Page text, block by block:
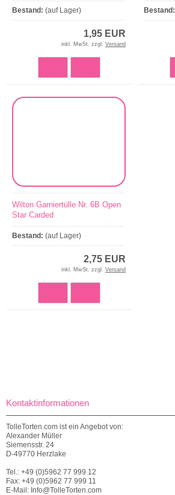
Bestand: (auf Lager)
1,95 EUR
inkl. MwSt. zzgl. Versand
Bestand:
Wilton Garniertülle Nr. 6B Open
Star Carded
Bestand: (auf Lager)
2,75 EUR
inkl. MwSt. zzgl. Versand
Kontaktinformationen
TolleTorten.com ist ein Angebot von:
Alexander Müller
Siemensstr. 24
D-49770 Herzlake
Tel.: +49 (0)5962 77 999 12
Fax: +49 (0)5962 77 999 11
E-Mail: Info@TolleTorten.com